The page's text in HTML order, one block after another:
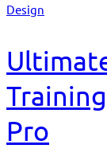
Design
Pro